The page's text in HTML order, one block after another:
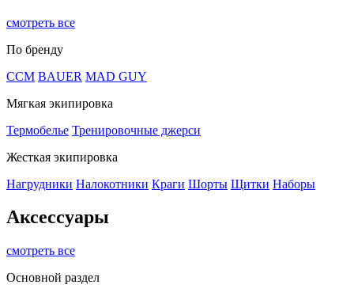
смотреть все
По бренду
CCM BAUER MAD GUY
Мягкая экипировка
Термобелье Тренировочные джерси
Жесткая экипировка
Нагрудники Налокотники Краги Шорты Щитки Наборы
Аксессуары
смотреть все
Основной раздел